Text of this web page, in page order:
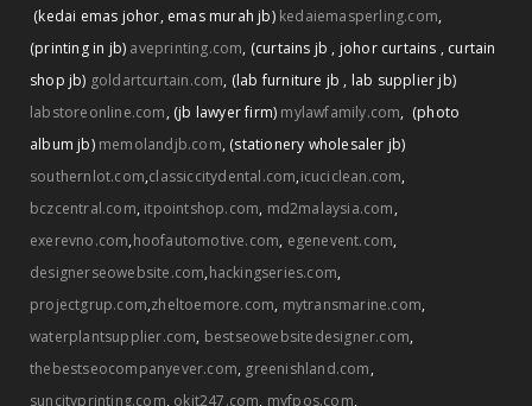
(kedai emas johor, emas murah jb) kedaiemasperling.com,
(printing in jb) aveprinting.com, (curtains jb , johor curtains , curtain
shop jb) goldartcurtain.com, (lab furniture jb , lab supplier jb)
labstoreonline.com, (jb lawyer firm) mylawfamily.com, (photo
album jb) memolandjb.com, (stationery wholesaler jb)
southernlot.com,classiccitydental.com,icuciclean.com,
bczcentral.com, itpointshop.com, md2malaysia.com,
exerevno.com,hoofautomotive.com, egenevent.com,
designerseowebsite.com,hackingseries.com,
projectgrup.com,zheltoemore.com, mytransmarine.com,
waterplantsupplier.com, bestseowebsitedesigner.com,
thebestseocompanyever.com, greenishland.com,
suncityprinting.com, okit247.com, myfpos.com,